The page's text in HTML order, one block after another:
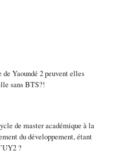
Yaoundé 2 peuvent elles
sans BTS?!
de master académique à la
du développement, étant
?